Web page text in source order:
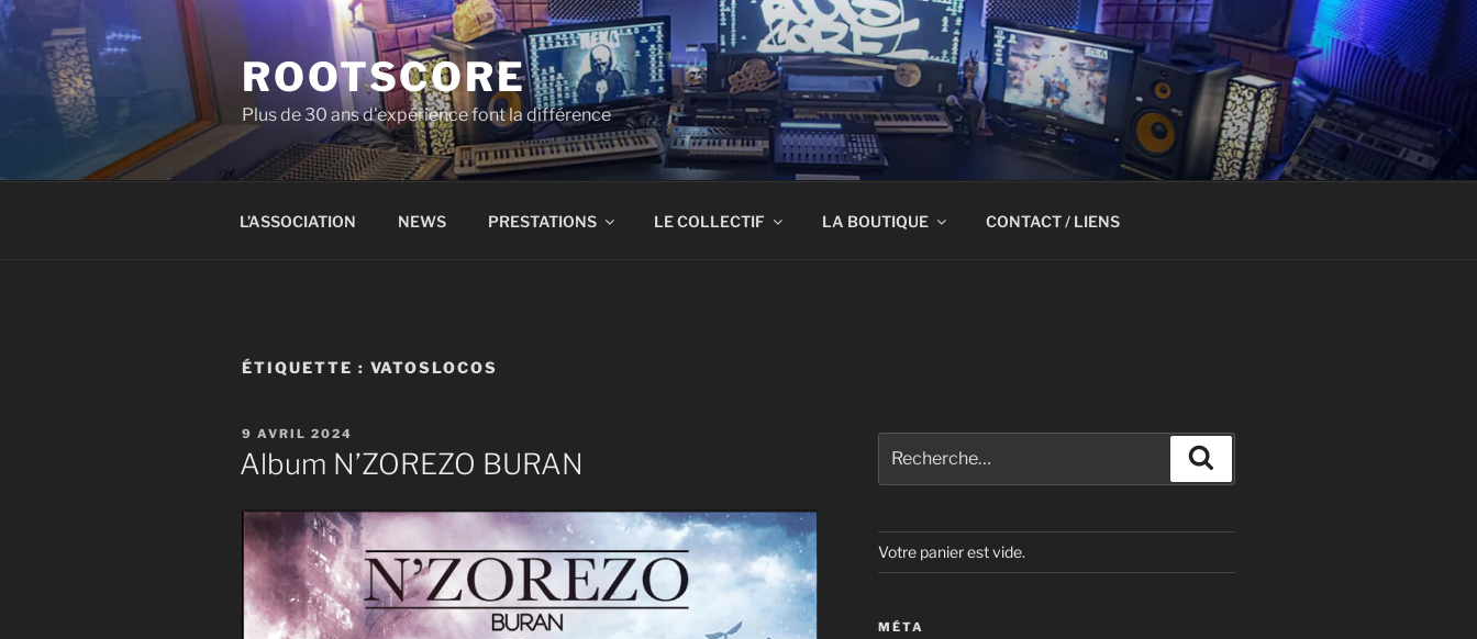
Aller
au
contenu
principal
ROOTSCORE
Plus de 30 ans d'expérience font la différence
L’ASSOCIATION NEWS PRESTATIONS LE COLLECTIF LA BOUTIQUE CONTACT / LIENS
ÉTIQUETTE : VATOSLOCOS
PUBLIÉ
LE
9 AVRIL 2024
Album N’ZOREZO BURAN
pour
:
Votre panier est vide.
MÉTA